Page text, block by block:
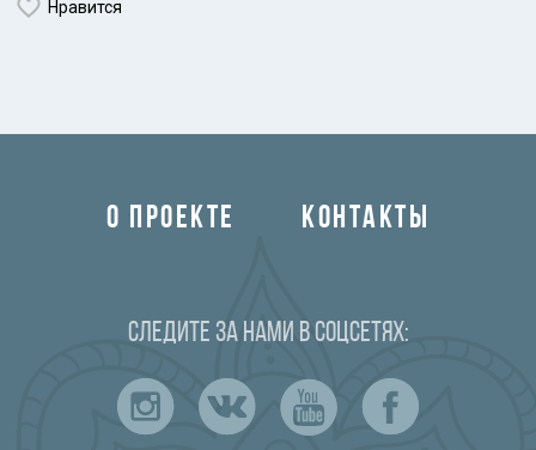
Нравится
О ПРОЕКТЕ КОНТАКТЫ
Следите за нами в соцсетях: